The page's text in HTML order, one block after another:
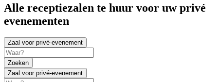
Alle receptiezalen te huur voor uw privé
evenementen
Zaal voor privé-evenement
Zoeken
Zaal voor privé-evenement